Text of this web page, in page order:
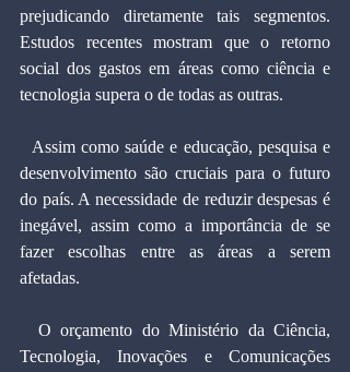
prejudicando diretamente tais segmentos.
Estudos recentes mostram que o retorno
social dos gastos em áreas como ciência e
tecnologia supera o de todas as outras.
desenvolvimento são cruciais para o futuro
do país. A necessidade de reduzir despesas é
inegável, assim como a importância de se
fazer escolhas entre as áreas a serem
afetadas.
Tecnologia, Inovações e Comunicações